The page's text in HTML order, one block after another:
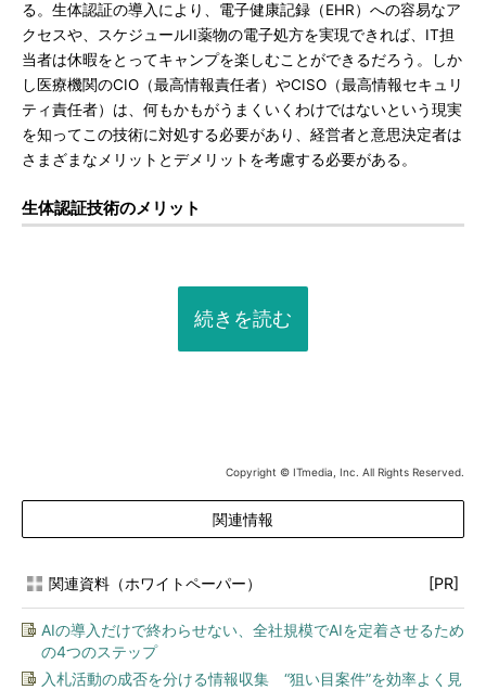
る。生体認証の導入により、電子健康記録（EHR）への容易なア
クセスや、スケジュールII薬物の電子処方を実現できれば、IT担
当者は休暇をとってキャンプを楽しむことができるだろう。しか
し医療機関のCIO（最高情報責任者）やCISO（最高情報セキュリ
ティ責任者）は、何もかもがうまくいくわけではないという現実
を知ってこの技術に対処する必要があり、経営者と意思決定者は
さまざまなメリットとデメリットを考慮する必要がある。
生体認証技術のメリット
続きを読む
Copyright © ITmedia, Inc. All Rights Reserved.
関連情報
関連資料（ホワイトペーパー） [PR]
AIの導入だけで終わらせない、全社規模でAIを定着させるため
の4つのステップ
入札活動の成否を分ける情報収集 “狙い目案件”を効率よく見